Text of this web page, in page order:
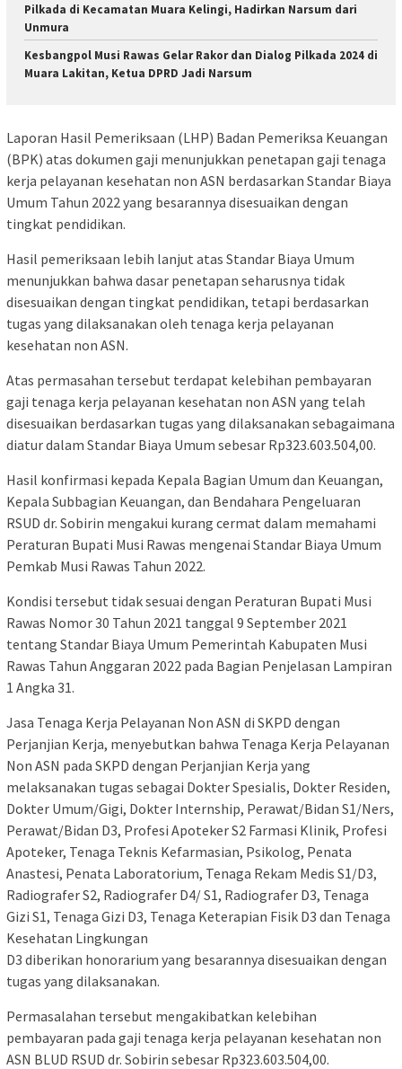
Pilkada di Kecamatan Muara Kelingi, Hadirkan Narsum dari
Unmura
Kesbangpol Musi Rawas Gelar Rakor dan Dialog Pilkada 2024 di
Muara Lakitan, Ketua DPRD Jadi Narsum
Laporan Hasil Pemeriksaan (LHP) Badan Pemeriksa Keuangan
(BPK) atas dokumen gaji menunjukkan penetapan gaji tenaga
kerja pelayanan kesehatan non ASN berdasarkan Standar Biaya
Umum Tahun 2022 yang besarannya disesuaikan dengan
tingkat pendidikan.
Hasil pemeriksaan lebih lanjut atas Standar Biaya Umum
menunjukkan bahwa dasar penetapan seharusnya tidak
disesuaikan dengan tingkat pendidikan, tetapi berdasarkan
tugas yang dilaksanakan oleh tenaga kerja pelayanan
kesehatan non ASN.
Atas permasahan tersebut terdapat kelebihan pembayaran
gaji tenaga kerja pelayanan kesehatan non ASN yang telah
disesuaikan berdasarkan tugas yang dilaksanakan sebagaimana
diatur dalam Standar Biaya Umum sebesar Rp323.603.504,00.
Hasil konfirmasi kepada Kepala Bagian Umum dan Keuangan,
Kepala Subbagian Keuangan, dan Bendahara Pengeluaran
RSUD dr. Sobirin mengakui kurang cermat dalam memahami
Peraturan Bupati Musi Rawas mengenai Standar Biaya Umum
Pemkab Musi Rawas Tahun 2022.
Kondisi tersebut tidak sesuai dengan Peraturan Bupati Musi
Rawas Nomor 30 Tahun 2021 tanggal 9 September 2021
tentang Standar Biaya Umum Pemerintah Kabupaten Musi
Rawas Tahun Anggaran 2022 pada Bagian Penjelasan Lampiran
1 Angka 31.
Jasa Tenaga Kerja Pelayanan Non ASN di SKPD dengan
Perjanjian Kerja, menyebutkan bahwa Tenaga Kerja Pelayanan
Non ASN pada SKPD dengan Perjanjian Kerja yang
melaksanakan tugas sebagai Dokter Spesialis, Dokter Residen,
Dokter Umum/Gigi, Dokter Internship, Perawat/Bidan S1/Ners,
Perawat/Bidan D3, Profesi Apoteker S2 Farmasi Klinik, Profesi
Apoteker, Tenaga Teknis Kefarmasian, Psikolog, Penata
Anastesi, Penata Laboratorium, Tenaga Rekam Medis S1/D3,
Radiografer S2, Radiografer D4/ S1, Radiografer D3, Tenaga
Gizi S1, Tenaga Gizi D3, Tenaga Keterapian Fisik D3 dan Tenaga
Kesehatan Lingkungan
D3 diberikan honorarium yang besarannya disesuaikan dengan
tugas yang dilaksanakan.
Permasalahan tersebut mengakibatkan kelebihan
pembayaran pada gaji tenaga kerja pelayanan kesehatan non
ASN BLUD RSUD dr. Sobirin sebesar Rp323.603.504,00.